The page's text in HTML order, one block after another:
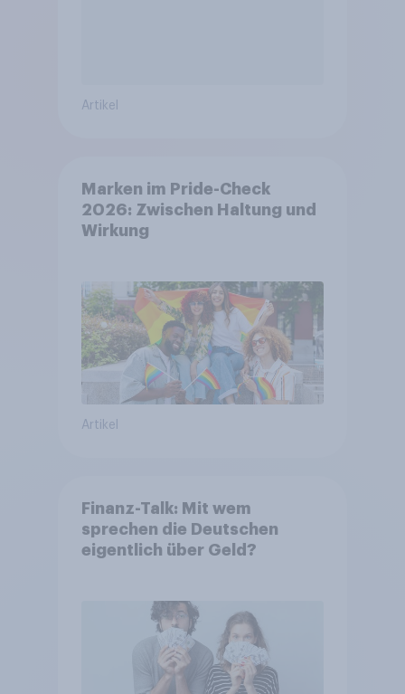
Artikel
Marken im Pride-Check
2026: Zwischen Haltung und
Wirkung
Artikel
Finanz-Talk: Mit wem
sprechen die Deutschen
eigentlich über Geld?